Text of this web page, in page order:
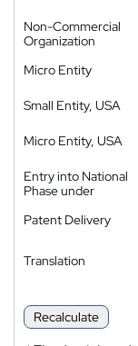
Non-Commercial
Organization
Micro Entity
Small Entity, USA
Micro Entity, USA
Entry into National
Phase under
Patent Delivery
Translation
Recalculate